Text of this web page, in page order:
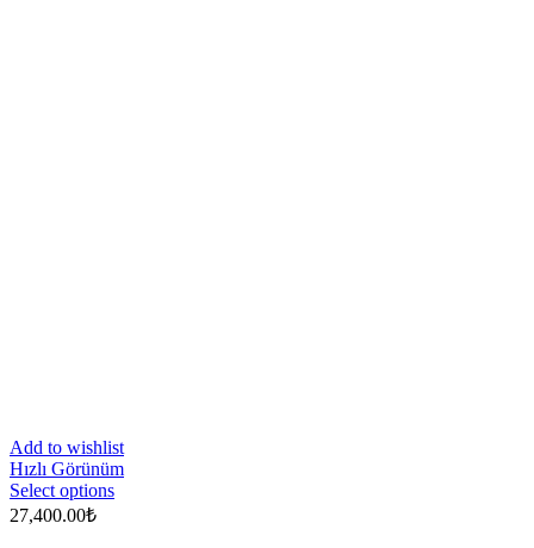
Add to wishlist
Hızlı Görünüm
Select options
27,400.00₺